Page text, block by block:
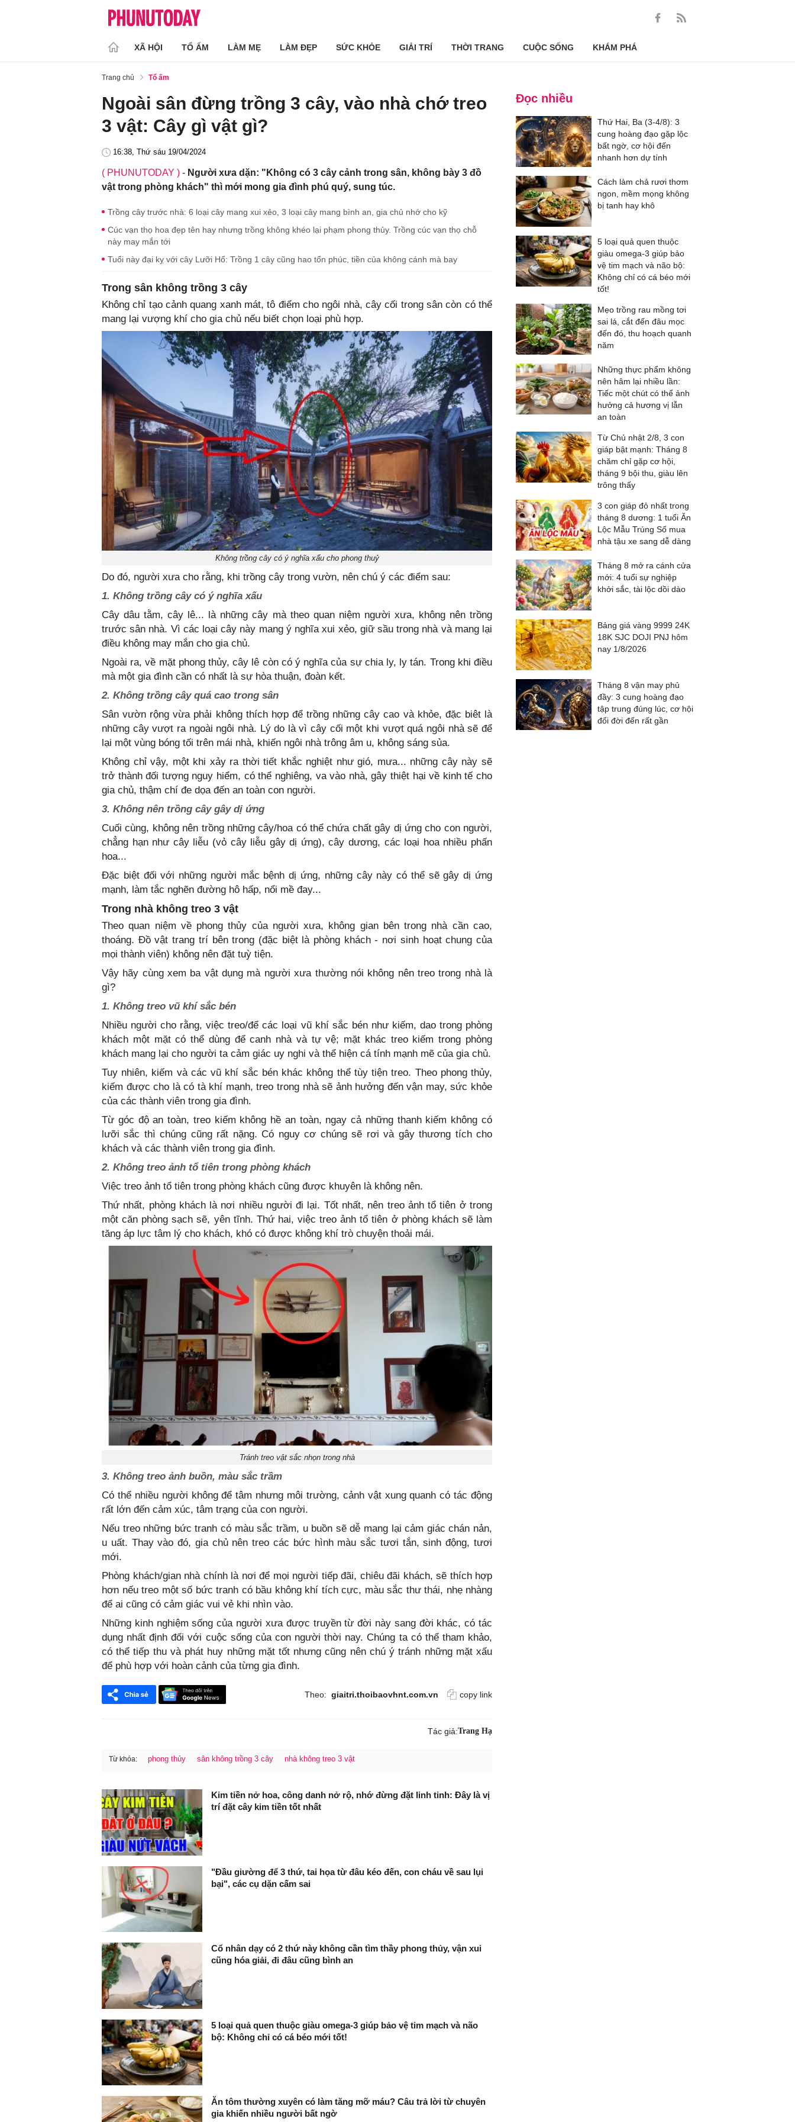
XÃ HỘI TỔ ẤM LÀM MẸ LÀM ĐẸP SỨC KHỎE GIẢI TRÍ THỜI TRANG CUỘC SỐNG KHÁM PHÁ
Trang chủ Tổ ấm
Ngoài sân đừng trồng 3 cây, vào nhà chớ treo
3 vật: Cây gì vật gì?
16:38, Thứ sáu 19/04/2024
( PHUNUTODAY ) - Người xưa dặn: "Không có 3 cây cảnh trong sân, không bày 3 đồ
vật trong phòng khách" thì mới mong gia đình phú quý, sung túc.
Trồng cây trước nhà: 6 loại cây mang xui xẻo, 3 loại cây mang bình an, gia chủ nhớ cho kỹ
Cúc vạn thọ hoa đẹp tên hay nhưng trồng không khéo lại phạm phong thủy. Trồng cúc vạn thọ chỗ
này may mắn tới
Tuổi này đại kỵ với cây Lưỡi Hổ: Trồng 1 cây cũng hao tổn phúc, tiền của không cánh mà bay
Trong sân không trồng 3 cây
Không chỉ tạo cảnh quang xanh mát, tô điểm cho ngôi nhà, cây cối trong sân còn có thể
mang lại vượng khí cho gia chủ nếu biết chọn loại phù hợp.
Không trồng cây có ý nghĩa xấu cho phong thuỷ
Do đó, người xưa cho rằng, khi trồng cây trong vườn, nên chú ý các điểm sau:
1. Không trồng cây có ý nghĩa xấu
Cây dâu tằm, cây lê... là những cây mà theo quan niệm người xưa, không nên trồng
trước sân nhà. Vì các loại cây này mang ý nghĩa xui xẻo, giữ sầu trong nhà và mang lại
điều không may mắn cho gia chủ.
Ngoài ra, về mặt phong thủy, cây lê còn có ý nghĩa của sự chia ly, ly tán. Trong khi điều
mà một gia đình cần có nhất là sự hòa thuận, đoàn kết.
2. Không trồng cây quá cao trong sân
Sân vườn rộng vừa phải không thích hợp để trồng những cây cao và khỏe, đặc biêt là
những cây vượt ra ngoài ngôi nhà. Lý do là vì cây cối một khi vượt quá ngôi nhà sẽ để
lại một vùng bóng tối trên mái nhà, khiến ngôi nhà trông âm u, không sáng sủa.
Không chỉ vậy, một khi xảy ra thời tiết khắc nghiệt như gió, mưa... những cây này sẽ
trở thành đối tượng nguy hiểm, có thể nghiêng, va vào nhà, gây thiệt hại về kinh tế cho
gia chủ, thậm chí đe dọa đến an toàn con người.
3. Không nên trồng cây gây dị ứng
Cuối cùng, không nên trồng những cây/hoa có thể chứa chất gây dị ứng cho con người,
chẳng hạn như cây liễu (vỏ cây liễu gây dị ứng), cây dương, các loại hoa nhiều phấn
hoa...
Đặc biệt đối với những người mắc bệnh dị ứng, những cây này có thể sẽ gây dị ứng
mạnh, làm tắc nghẽn đường hô hấp, nổi mề đay...
Trong nhà không treo 3 vật
Theo quan niệm về phong thủy của người xưa, không gian bên trong nhà cần cao,
thoáng. Đồ vật trang trí bên trong (đặc biệt là phòng khách - nơi sinh hoạt chung của
mọi thành viên) không nên đặt tuỳ tiện.
Vậy hãy cùng xem ba vật dụng mà người xưa thường nói không nên treo trong nhà là
gì?
1. Không treo vũ khí sắc bén
Nhiều người cho rằng, việc treo/để các loại vũ khí sắc bén như kiếm, dao trong phòng
khách một mặt có thể dùng để canh nhà và tự vệ; mặt khác treo kiếm trong phòng
khách mang lại cho người ta cảm giác uy nghi và thể hiện cá tính mạnh mẽ của gia chủ.
Tuy nhiên, kiếm và các vũ khí sắc bén khác không thể tùy tiện treo. Theo phong thủy,
kiếm được cho là có tà khí mạnh, treo trong nhà sẽ ảnh hưởng đến vận may, sức khỏe
của các thành viên trong gia đình.
Từ góc độ an toàn, treo kiếm không hề an toàn, ngay cả những thanh kiếm không có
lưỡi sắc thì chúng cũng rất nặng. Có nguy cơ chúng sẽ rơi và gây thương tích cho
khách và các thành viên trong gia đình.
2. Không treo ảnh tổ tiên trong phòng khách
Việc treo ảnh tổ tiên trong phòng khách cũng được khuyên là không nên.
Thứ nhất, phòng khách là nơi nhiều người đi lại. Tốt nhất, nên treo ảnh tổ tiên ở trong
một căn phòng sạch sẽ, yên tĩnh. Thứ hai, việc treo ảnh tổ tiên ở phòng khách sẽ làm
tăng áp lực tâm lý cho khách, khó có được không khí trò chuyện thoải mái.
Tránh treo vật sắc nhọn trong nhà
3. Không treo ảnh buồn, màu sắc trầm
Có thể nhiều người không để tâm nhưng môi trường, cảnh vật xung quanh có tác động
rất lớn đến cảm xúc, tâm trạng của con người.
Nếu treo những bức tranh có màu sắc trầm, u buồn sẽ dễ mang lại cảm giác chán nản,
u uất. Thay vào đó, gia chủ nên treo các bức hình màu sắc tươi tắn, sinh động, tươi
mới.
Phòng khách/gian nhà chính là nơi để mọi người tiếp đãi, chiêu đãi khách, sẽ thích hợp
hơn nếu treo một số bức tranh có bầu không khí tích cực, màu sắc thư thái, nhẹ nhàng
để ai cũng có cảm giác vui vẻ khi nhìn vào.
Những kinh nghiệm sống của người xưa được truyền từ đời này sang đời khác, có tác
dụng nhất định đối với cuộc sống của con người thời nay. Chúng ta có thể tham khảo,
có thể tiếp thu và phát huy những mặt tốt nhưng cũng nên chú ý tránh những mặt xấu
để phù hợp với hoàn cảnh của từng gia đình.
Theo: giaitri.thoibaovhnt.com.vn copy link
Tác giả:Trang Hạ
Từ khóa: phong thủy sân không trồng 3 cây nhà không treo 3 vật
Kim tiền nở hoa, công danh nở rộ, nhớ đừng đặt linh tinh: Đây là vị
trí đặt cây kim tiền tốt nhất
"Đầu giường để 3 thứ, tai họa từ đâu kéo đến, con cháu về sau lụi
bại", các cụ dặn cấm sai
Cổ nhân dạy có 2 thứ này không cần tìm thầy phong thủy, vận xui
cũng hóa giải, đi đâu cũng bình an
5 loại quả quen thuộc giàu omega-3 giúp bảo vệ tim mạch và não
bộ: Không chỉ có cá béo mới tốt!
Ăn tôm thường xuyên có làm tăng mỡ máu? Câu trả lời từ chuyên
gia khiến nhiều người bất ngờ
Đọc nhiều
Thứ Hai, Ba (3-4/8): 3
cung hoàng đạo gặp lộc
bất ngờ, cơ hội đến
nhanh hơn dự tính
Cách làm chả rươi thơm
ngon, mềm mọng không
bị tanh hay khô
5 loại quả quen thuộc
giàu omega-3 giúp bảo
vệ tim mạch và não bộ:
Không chỉ có cá béo mới
tốt!
Mẹo trồng rau mồng tơi
sai lá, cắt đến đâu mọc
đến đó, thu hoạch quanh
năm
Những thực phẩm không
nên hâm lại nhiều lần:
Tiếc một chút có thể ảnh
hưởng cả hương vị lẫn
an toàn
Từ Chủ nhật 2/8, 3 con
giáp bật mạnh: Tháng 8
chăm chỉ gặp cơ hội,
tháng 9 bội thu, giàu lên
trông thấy
3 con giáp đỏ nhất trong
tháng 8 dương: 1 tuổi Ăn
Lộc Mẫu Trúng Số mua
nhà tậu xe sang dễ dàng
Tháng 8 mở ra cánh cửa
mới: 4 tuổi sự nghiệp
khởi sắc, tài lộc dồi dào
Bảng giá vàng 9999 24K
18K SJC DOJI PNJ hôm
nay 1/8/2026
Tháng 8 vận may phủ
đầy: 3 cung hoàng đạo
tập trung đúng lúc, cơ hội
đổi đời đến rất gần